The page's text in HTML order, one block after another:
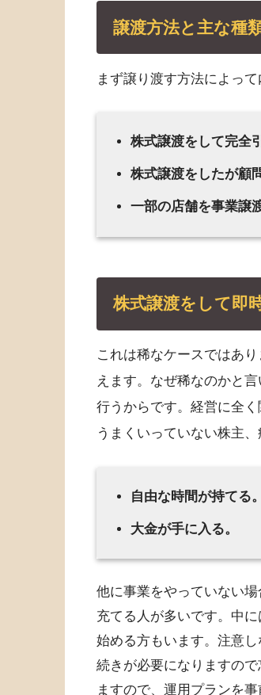
譲渡方法と主な種
まず譲り渡す方法によっ
株式譲渡をして完全
株式譲渡をしたが顧
一部の店舗を事業譲
株式譲渡をして即
これは稀なケースではあ
えます。なぜ稀なのかと
行うからです。経営に全
うまくいっていない株主
自由な時間が持てる。
大金が手に入る。
他に事業をやっていない
充てる人が多いです。中
始める方もいます。注意
続きが必要になりますの
ますので、運用プランを